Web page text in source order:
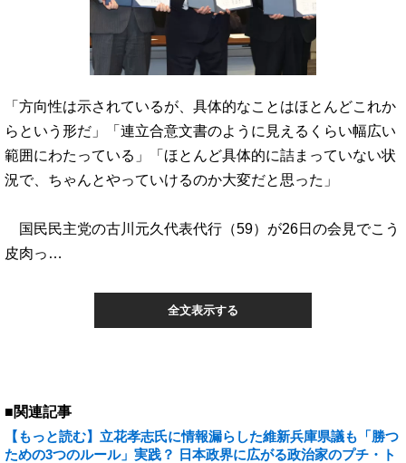
「方向性は示されているが、具体的なことはほとんどこれか
らという形だ」「連立合意文書のように見えるくらい幅広い
範囲にわたっている」「ほとんど具体的に詰まっていない状
況で、ちゃんとやっていけるのか大変だと思った」
国民民主党の古川元久代表代行（59）が26日の会見でこう
皮肉っ…
全文表示する
■関連記事
【もっと読む】立花孝志氏に情報漏らした維新兵庫県議も「勝つ
ための3つのルール」実践？ 日本政界に広がる政治家のプチ・ト